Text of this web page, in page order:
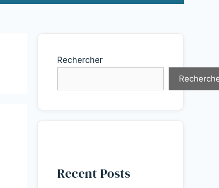
Rechercher
Recent Posts